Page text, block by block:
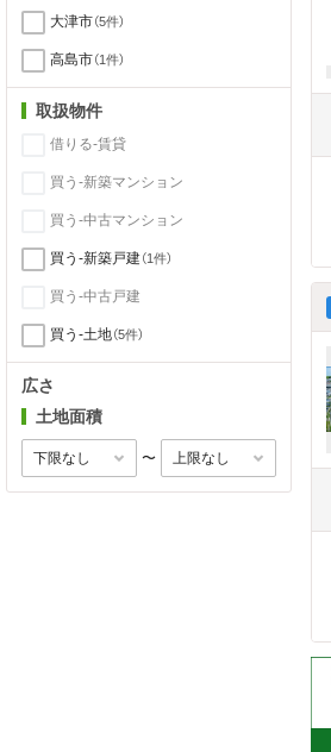
大津市（5件）
高島市（1件）
取扱物件
借りる-賃貸
買う-新築マンション
買う-中古マンション
買う-新築戸建（1件）
買う-中古戸建
買う-土地（5件）
広さ
土地面積
〜